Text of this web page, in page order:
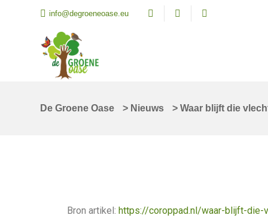
info@degroeneoase.eu
De Groene Oase > Nieuws > Waar blijft die
Bron artikel: https://coroppad.nl/waar-blijft-die-